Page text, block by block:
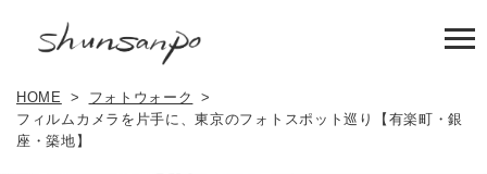
HOME
フォトウォーク
フィルムカメラを片手に、東京のフォトスポット巡り【有楽町・銀
座・築地】